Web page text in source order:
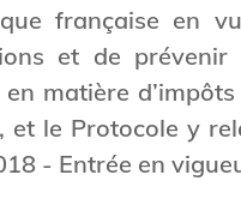
française en
et de prévenir
en matière
et le Protocole y
- Entrée en